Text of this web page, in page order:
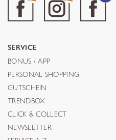
SERVICE
BONUS / APP
PERSONAL SHOPPING
GUTSCHEIN
TRENDBOX
CLICK & COLLECT
NEWSLETTER